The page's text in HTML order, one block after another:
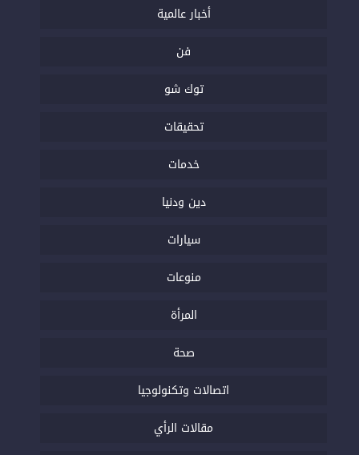
أخبار عالمية
فن
توك شو
تحقيقات
خدمات
دين ودنيا
سيارات
منوعات
المرأة
صحة
اتصالات وتكنولوجيا
مقالات الرأي